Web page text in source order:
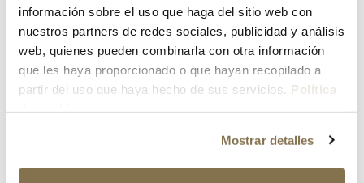
información sobre el uso que haga del sitio web con
nuestros partners de redes sociales, publicidad y análisis
web, quienes pueden combinarla con otra información
que les haya proporcionado o que hayan recopilado a
partir del uso que haya hecho de sus servicios. Política
Mostrar detalles
¿Has olvidado tu contraseña?